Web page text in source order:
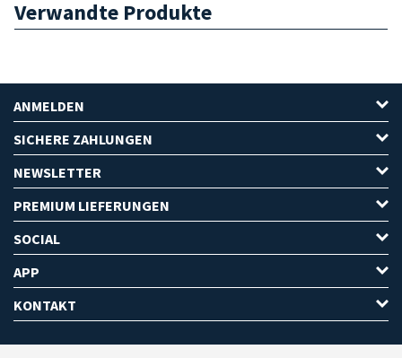
Verwandte Produkte
ANMELDEN
SICHERE ZAHLUNGEN
NEWSLETTER
PREMIUM LIEFERUNGEN
SOCIAL
APP
KONTAKT